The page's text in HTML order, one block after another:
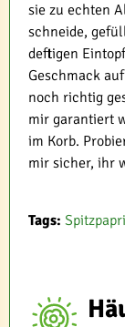
sie zu echten
schneide,
deftigen
Geschmack
noch richtig
mir garantiert
im Korb.
mir sicher, ihr
Tags: